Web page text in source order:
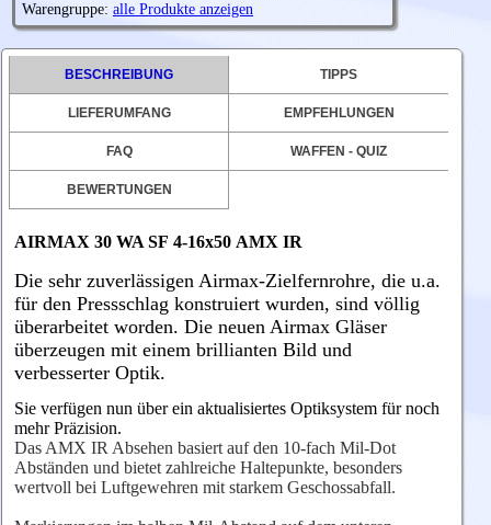
Warengruppe: alle Produkte anzeigen
BESCHREIBUNG TIPPS
LIEFERUMFANG EMPFEHLUNGEN
FAQ WAFFEN - QUIZ
BEWERTUNGEN
AIRMAX 30 WA SF 4-16x50 AMX IR
Die sehr zuverlässigen Airmax-Zielfernrohre, die u.a.
für den Pressschlag konstruiert wurden, sind völlig
überarbeitet worden. Die neuen Airmax Gläser
überzeugen mit einem brillianten Bild und
verbesserter Optik.
Sie verfügen nun über ein aktualisiertes Optiksystem für noch
mehr Präzision.
Das AMX IR Absehen basiert auf den 10-fach Mil-Dot
Abständen und bietet zahlreiche Haltepunkte, besonders
wertvoll bei Luftgewehren mit starkem Geschossabfall.